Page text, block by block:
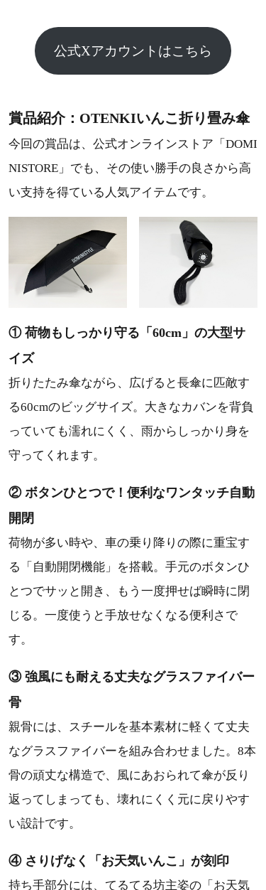
公式Xアカウントはこちら
賞品紹介：OTENKIいんこ折り畳み傘
今回の賞品は、公式オンラインストア「DOMI
NISTORE」でも、その使い勝手の良さから高
い支持を得ている人気アイテムです。
① 荷物もしっかり守る「60cm」の大型サ
イズ
折りたたみ傘ながら、広げると長傘に匹敵す
る60cmのビッグサイズ。大きなカバンを背負
っていても濡れにくく、雨からしっかり身を
守ってくれます。
② ボタンひとつで！便利なワンタッチ自動
開閉
荷物が多い時や、車の乗り降りの際に重宝す
る「自動開閉機能」を搭載。手元のボタンひ
とつでサッと開き、もう一度押せば瞬時に閉
じる。一度使うと手放せなくなる便利さで
す。
③ 強風にも耐える丈夫なグラスファイバー
骨
親骨には、スチールを基本素材に軽くて丈夫
なグラスファイバーを組み合わせました。8本
骨の頑丈な構造で、風にあおられて傘が反り
返ってしまっても、壊れにくく元に戻りやす
い設計です。
④ さりげなく「お天気いんこ」が刻印
持ち手部分には、てるてる坊主姿の「お天気